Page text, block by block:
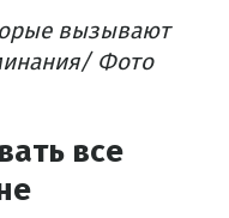
вызывают
Фото
все